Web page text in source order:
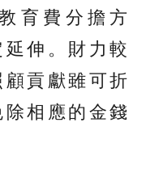
育費分擔方
伸。財力較
貢獻雖可折
相應的金錢